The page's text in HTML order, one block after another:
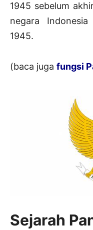
1945 sebelum
negara
1945.
(baca juga fungsi
Sejarah